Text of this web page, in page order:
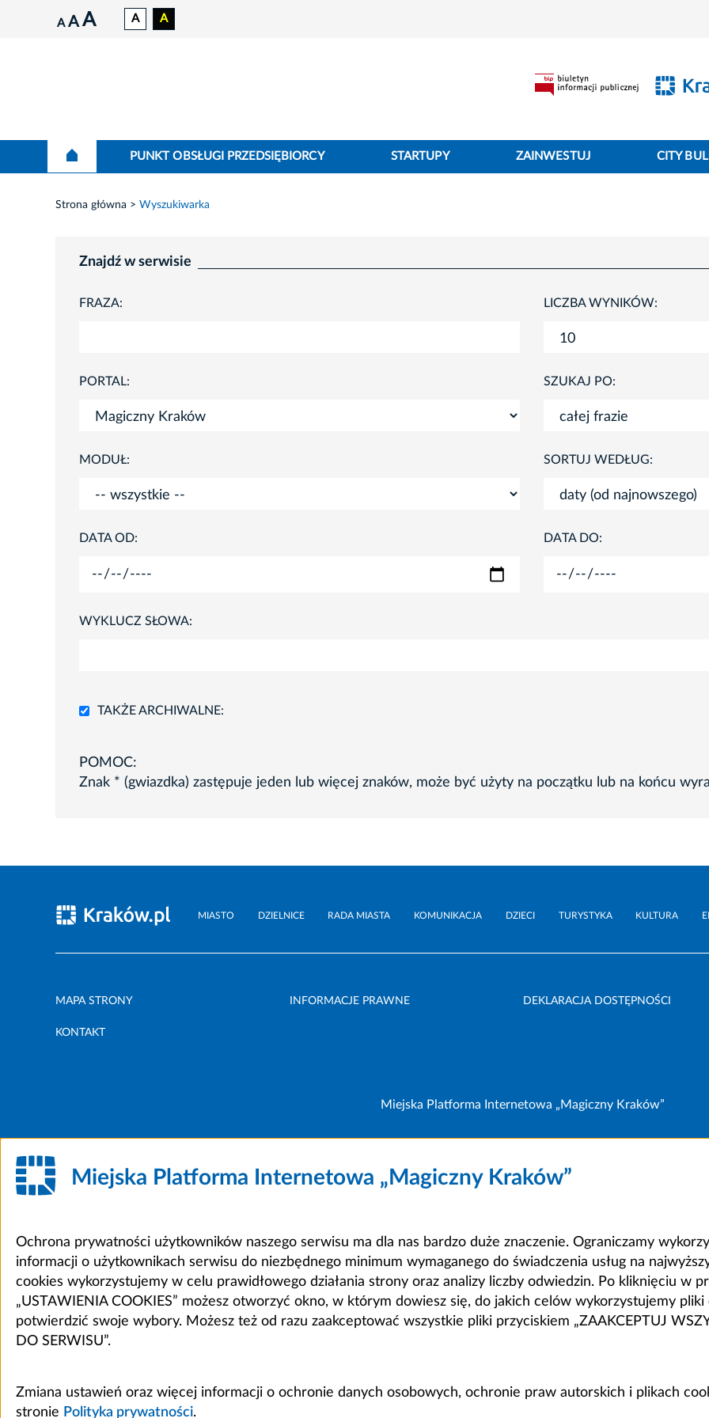
A A A A A
PUNKT OBSŁUGI PRZEDSIĘBIORCY STARTUPY ZAINWESTUJ CITY
Strona główna Wyszukiwarka
Znajdź w serwisie
FRAZA: LICZBA WYNIKÓW:
PORTAL: SZUKAJ PO:
MODUŁ: SORTUJ WEDŁUG:
DATA OD: DATA DO:
WYKLUCZ SŁOWA:
TAKŻE ARCHIWALNE:
POMOC:
Znak * (gwiazdka) zastępuje jeden lub więcej znaków, może być użyty na początku lub na końcu
MIASTO DZIELNICE RADA MIASTA KOMUNIKACJA DZIECI TURYSTYKA KULTURA
MAPA STRONY INFORMACJE PRAWNE DEKLARACJA DOSTĘPNOŚCI
KONTAKT
Miejska Platforma Internetowa „Magiczny Kraków”
Miejska Platforma Internetowa „Magiczny Kraków”
Ochrona prywatności użytkowników naszego serwisu ma dla nas bardzo duże znaczenie. Ograniczamy
informacji o użytkownikach serwisu do niezbędnego minimum wymaganego do świadczenia usług na
cookies wykorzystujemy w celu prawidłowego działania strony oraz analizy liczby odwiedzin. Po kliknięciu w
„USTAWIENIA COOKIES” możesz otworzyć okno, w którym dowiesz się, do jakich celów wykorzystujemy pliki
potwierdzić swoje wybory. Możesz też od razu zaakceptować wszystkie pliki przyciskiem „ZAAKCEPTUJ
DO SERWISU”.
Zmiana ustawień oraz więcej informacji o ochronie danych osobowych, ochronie praw autorskich i plikach
stronie Polityka prywatności.